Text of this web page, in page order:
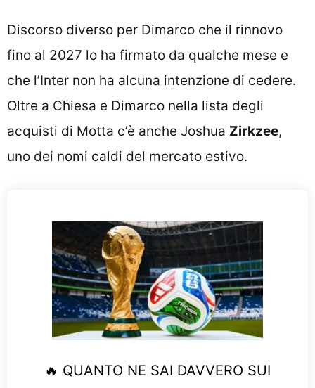
Discorso diverso per Dimarco che il rinnovo
fino al 2027 lo ha firmato da qualche mese e
che l’Inter non ha alcuna intenzione di cedere.
Oltre a Chiesa e Dimarco nella lista degli
acquisti di Motta c’è anche Joshua Zirkzee,
uno dei nomi caldi del mercato estivo.
🔥 QUANTO NE SAI DAVVERO SUI